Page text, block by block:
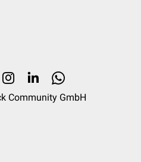
Community GmbH